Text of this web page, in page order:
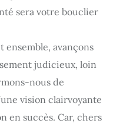
sera votre bouclier
avançons
judicieux, loin
nous de
vision clairvoyante
en succès. Car, chers